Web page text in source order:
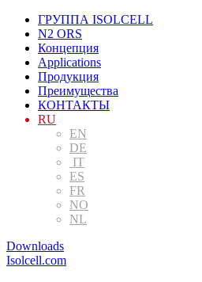
ГРУППА ISOLCELL
N2 ORS
Концепция
Applications
Продукция
Преимущества
КОНТАКТЫ
RU
EN
DE
IT
ES
FR
NO
NL
Downloads
Isolcell.com